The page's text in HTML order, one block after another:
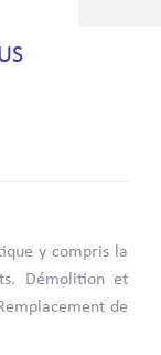
y compris la
Démolition et
de